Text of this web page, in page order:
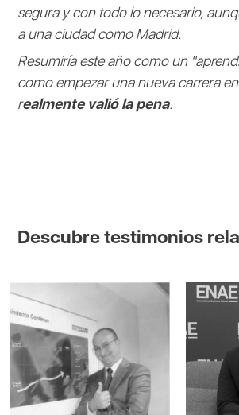
segura y con todo lo necesario,
a una ciudad como Madrid.
Resumiría este año como un
como empezar una nueva carrera
realmente valió la pena.
Descubre testimonios